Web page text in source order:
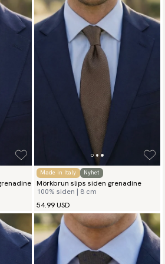
i något ljusare kulörer.
Made in Italy Nyhet
Mörkbrun slips siden grenadine
100% siden | 8 cm
54.99 USD